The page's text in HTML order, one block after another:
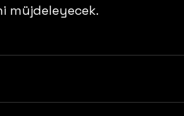
müjdeleyecek.